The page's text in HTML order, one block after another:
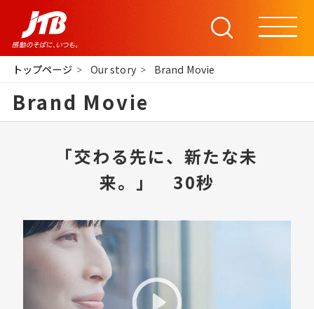
トップページ Our story Brand Movie
Brand Movie
「交わる先に、新たな未
来。」 30秒